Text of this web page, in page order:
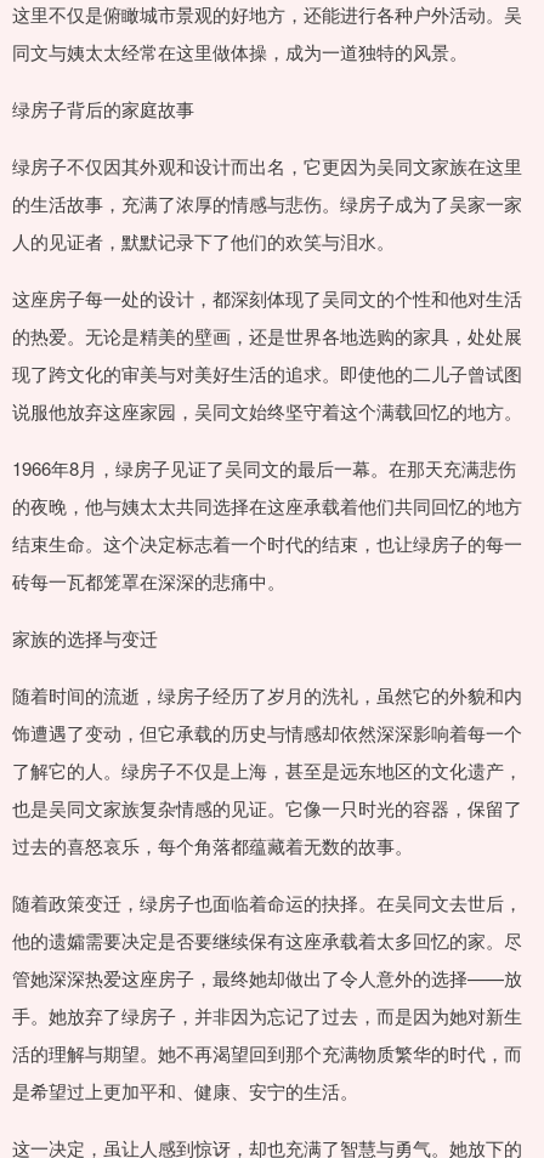
这里不仅是俯瞰城市景观的好地方，还能进行各种户外活动。吴
同文与姨太太经常在这里做体操，成为一道独特的风景。
绿房子背后的家庭故事
绿房子不仅因其外观和设计而出名，它更因为吴同文家族在这里
的生活故事，充满了浓厚的情感与悲伤。绿房子成为了吴家一家
人的见证者，默默记录下了他们的欢笑与泪水。
这座房子每一处的设计，都深刻体现了吴同文的个性和他对生活
的热爱。无论是精美的壁画，还是世界各地选购的家具，处处展
现了跨文化的审美与对美好生活的追求。即使他的二儿子曾试图
说服他放弃这座家园，吴同文始终坚守着这个满载回忆的地方。
1966年8月，绿房子见证了吴同文的最后一幕。在那天充满悲伤
的夜晚，他与姨太太共同选择在这座承载着他们共同回忆的地方
结束生命。这个决定标志着一个时代的结束，也让绿房子的每一
砖每一瓦都笼罩在深深的悲痛中。
家族的选择与变迁
随着时间的流逝，绿房子经历了岁月的洗礼，虽然它的外貌和内
饰遭遇了变动，但它承载的历史与情感却依然深深影响着每一个
了解它的人。绿房子不仅是上海，甚至是远东地区的文化遗产，
也是吴同文家族复杂情感的见证。它像一只时光的容器，保留了
过去的喜怒哀乐，每个角落都蕴藏着无数的故事。
随着政策变迁，绿房子也面临着命运的抉择。在吴同文去世后，
他的遗孀需要决定是否要继续保有这座承载着太多回忆的家。尽
管她深深热爱这座房子，最终她却做出了令人意外的选择——放
手。她放弃了绿房子，并非因为忘记了过去，而是因为她对新生
活的理解与期望。她不再渴望回到那个充满物质繁华的时代，而
是希望过上更加平和、健康、安宁的生活。
这一决定，虽让人感到惊讶，却也充满了智慧与勇气。她放下的